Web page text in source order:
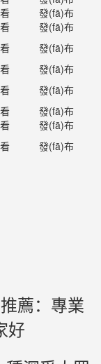
發(fā)布
發(fā)布
發(fā)布
發(fā)布
發(fā)布
發(fā)布
發(fā)布
發(fā)布
薦：專業
好